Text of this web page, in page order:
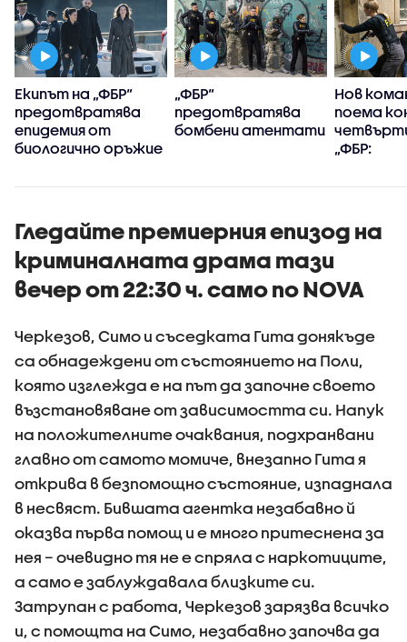
Екипът на „ФБР“
предотвратява
епидемия от
биологично оръжие
„ФБР“
предотвратява
бомбени атентати
Нов
поема
„ФБР:
Гледайте премиерния епизод на
криминалната драма тази
вечер от 22:30 ч. само по NOVA
Черкезов, Симо и съседката Гита донякъде
са обнадеждени от състоянието на Поли,
която изглежда е на път да започне своето
възстановяване от зависимостта си. Напук
на положителните очаквания, подхранвани
главно от самото момиче, внезапно Гита я
открива в безпомощно състояние, изпаднала
в несвяст. Бившата агентка незабавно й
оказва първа помощ и е много притеснена за
нея – очевидно тя не е спряла с наркотиците,
а само е заблуждавала близките си.
Затрупан с работа, Черкезов зарязва всичко
и, с помощта на Симо, незабавно започва да